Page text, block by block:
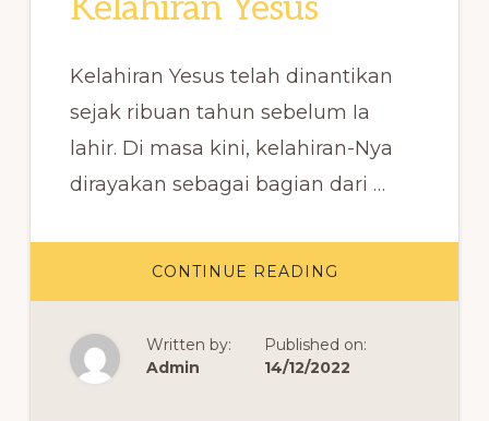
Kelahiran Yesus
Kelahiran Yesus telah dinantikan
sejak ribuan tahun sebelum Ia
lahir. Di masa kini, kelahiran-Nya
dirayakan sebagai bagian dari …
CONTINUE READING
ALKITAB
YESUS
Written by:
Admin
Published on:
14/12/2022